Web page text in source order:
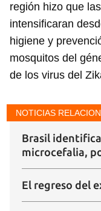
región hizo que
intensificaran
higiene y
mosquitos del
de los virus del
NOTICIAS
Brasil
microcefalia,
El regreso del